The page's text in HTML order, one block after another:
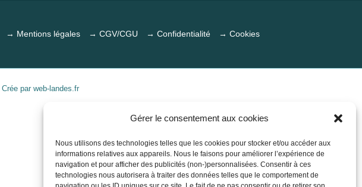
Gérer le consentement aux cookies
Nous utilisons des technologies telles que les cookies pour stocker et/ou accéder aux
informations relatives aux appareils. Nous le faisons pour améliorer l’expérience de
navigation et pour afficher des publicités (non-)personnalisées. Consentir à ces
technologies nous autorisera à traiter des données telles que le comportement de
→ Mentions légales → CGV/CGU → Confidentialité → Cookies
Crée par web-landes.fr